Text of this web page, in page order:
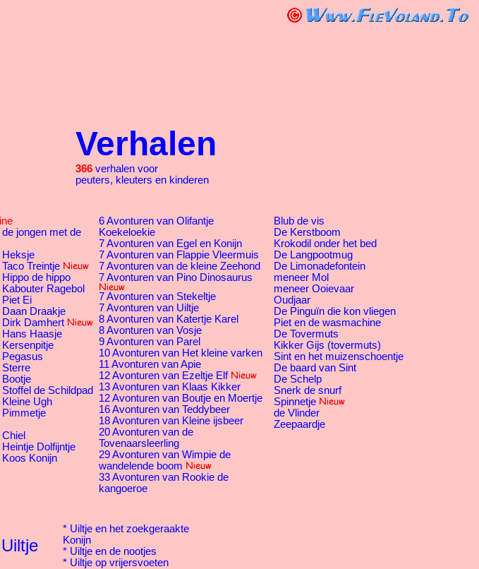
Verhalen
366 verhalen voor
peuters, kleuters en kinderen
jongen met de
Heksje
Treintje
de hippo
Ragebol
Ei
Draakje
Damhert
Haasje
de Schildpad
Ugh
Dolfijntje
Konijn
6 Avonturen van Olifantje
Koekeloekie
7 Avonturen van Egel en Konijn
7 Avonturen van Flappie Vleermuis
7 Avonturen van de kleine Zeehond
7 Avonturen van Pino Dinosaurus
7 Avonturen van Stekeltje
7 Avonturen van Uiltje
8 Avonturen van Katertje Karel
8 Avonturen van Vosje
9 Avonturen van Parel
10 Avonturen van Het kleine varken
11 Avonturen van Apie
12 Avonturen van Ezeltje Elf
13 Avonturen van Klaas Kikker
12 Avonturen van Boutje en Moertje
16 Avonturen van Teddybeer
18 Avonturen van Kleine ijsbeer
20 Avonturen van de
Tovenaarsleerling
29 Avonturen van Wimpie de
wandelende boom
33 Avonturen van Rookie de
kangoeroe
Blub de vis
De Kerstboom
Krokodil onder het bed
De Langpootmug
De Limonadefontein
meneer Mol
meneer Ooievaar
Oudjaar
De Pinguïn die kon vliegen
Piet en de wasmachine
De Tovermuts
Kikker Gijs (tovermuts)
Sint en het muizenschoentje
De baard van Sint
De Schelp
Snerk de snurf
Spinnetje
de Vlinder
Zeepaardje
* Uiltje en het zoekgeraakte
Konijn
* Uiltje en de nootjes
* Uiltje op vrijersvoeten